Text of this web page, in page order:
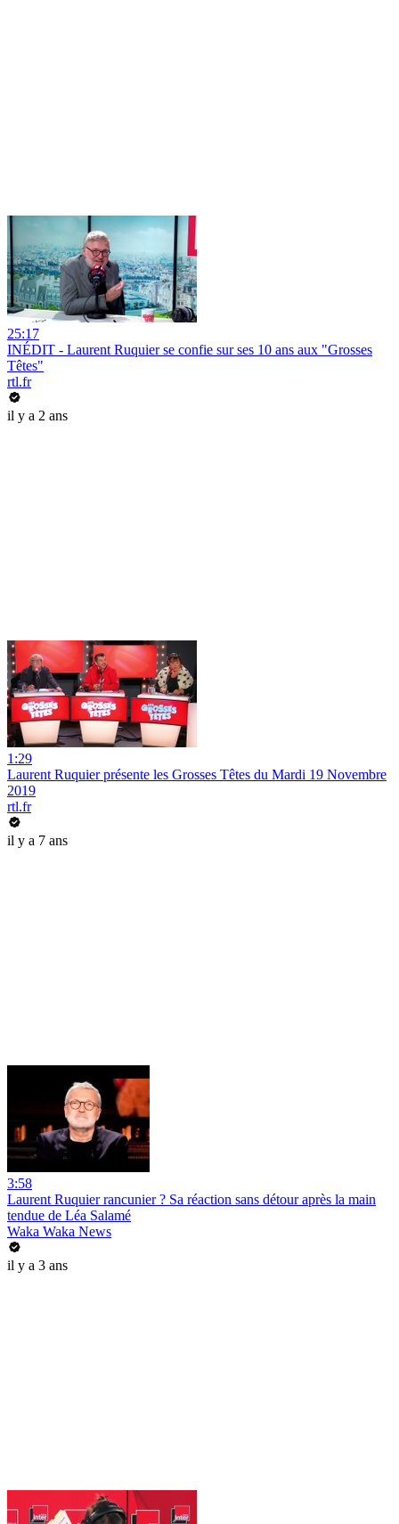
25:17
INÉDIT - Laurent Ruquier se confie sur ses 10 ans aux "Grosses
Têtes"
rtl.fr
il y a 2 ans
1:29
Laurent Ruquier présente les Grosses Têtes du Mardi 19 Novembre
2019
rtl.fr
il y a 7 ans
3:58
Laurent Ruquier rancunier ? Sa réaction sans détour après la main
tendue de Léa Salamé
Waka Waka News
il y a 3 ans